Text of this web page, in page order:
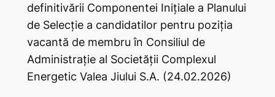
definitivării Componentei Inițiale a Planului
de Selecție a candidatilor pentru poziția
vacantă de membru în Consiliul de
Administrație al Societății Complexul
Energetic Valea Jiului S.A. (24.02.2026)